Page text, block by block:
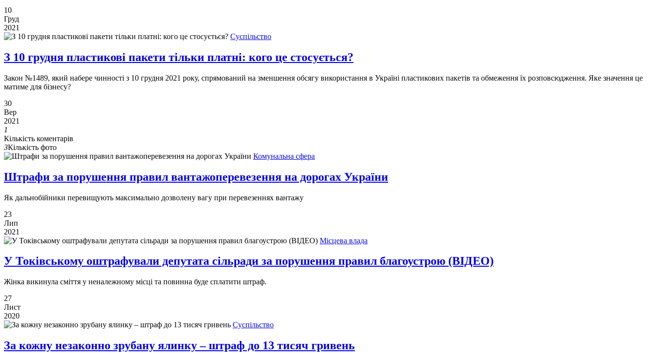
10
Груд
2021
Суспільство
З 10 грудня пластикові пакети тільки платні: кого це стосується?
Закон №1489, який набере чинності з 10 грудня 2021 року, спрямований на зменшення обсягу використання в Україні пластикових пакетів та обмеження їх розповсюдження. Яке значення це
матиме для бізнесу?
30
Вер
2021
1
Кількість коментарів
3Кількість фото
Комунальна сфера
Штрафи за порушення правил вантажо­перевезення на дорогах України
Як дальнобійники перевищують максимально дозволену вагу при перевезеннях вантажу
23
Лип
2021
Місцева влада
У Токівському оштрафували депутата сільради за порушення правил благоустрою (ВІДЕО)
Жінка викинула сміття у неналежному місці та повинна буде сплатити штраф.
27
Лист
2020
Суспільство
За кожну незаконно зрубану ялинку – штраф до 13 тисяч гривень